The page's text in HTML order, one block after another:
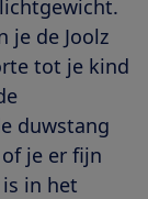
je de Joolz
tot je kind
duwstang
je er fijn
in het